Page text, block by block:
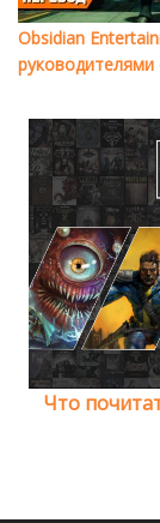
Obsidian
руководителями
Что